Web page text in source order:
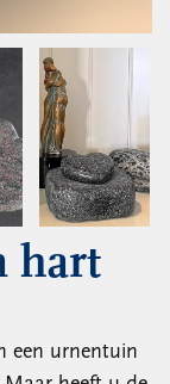
hart
een urnentuin